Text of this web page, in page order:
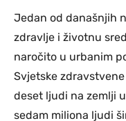
Jedan od današnjih
zdravlje i životnu
naročito u urbanim
Svjetske
deset ljudi na zemlji
sedam miliona ljudi